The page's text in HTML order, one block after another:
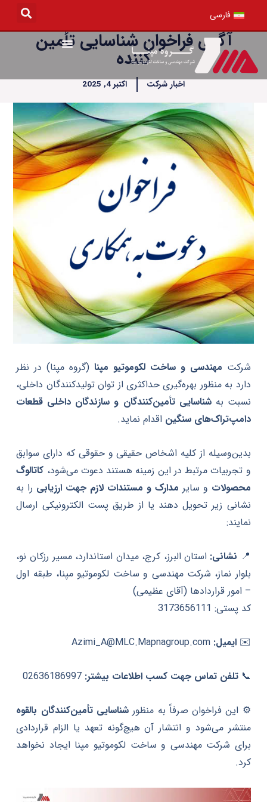
فارسی
آگهی فراخوان شناسایی تأمین
کننده
اخبار شرکت اکتبر 4, 2025
شرکت مهندسی و ساخت لکوموتیو مپنا(گروه مپنا) در نظر
دارد به منظور بهره‌گیری حداکثری از توان تولیدکنندگان داخلی،
نسبت بهشناسایی تأمین‌کنندگان و سازندگان داخلی قطعات
دامپ‌تراک‌های سنگین اقدام نماید.
بدین‌وسیله از کلیه اشخاص حقیقی و حقوقی که دارای سوابق
و تجربیات مرتبط در این زمینه هستند دعوت می‌شود، کاتالوگ
محصولات و سایر مدارک و مستندات لازم جهت ارزیابی را به
نشانی زیر تحویل دهند یا از طریق پست الکترونیکی ارسال
نمایند:
📍 نشانی: استان البرز، کرج، میدان استاندارد، مسیر رزکان نو،
بلوار نماز، شرکت مهندسی و ساخت لکوموتیو مپنا، طبقه اول
– امور قراردادها (آقای عظیمی)
کد پستی: 3173656111
✉️ایمیل: Azimi_A@MLC.Mapnagroup.com
📞تلفن تماس جهت کسب اطلاعات بیشتر: 02636186997
⚙️ این فراخوان صرفاً به منظورشناسایی تأمین‌کنندگان بالقوه
منتشر می‌شود و انتشار آن هیچ‌گونه تعهد یا الزام قراردادی
برای شرکت مهندسی و ساخت لکوموتیو مپنا ایجاد نخواهد
کرد.